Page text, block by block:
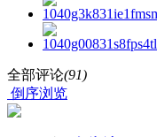
全部评论(91)
倒序浏览